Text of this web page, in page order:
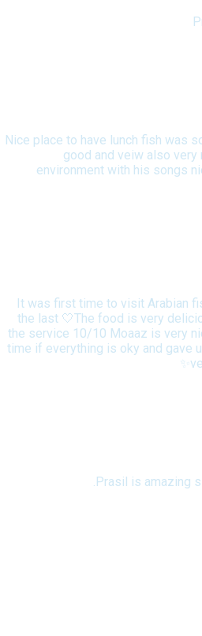
Nice place to have lunch fish was
good and veiw also
environment with his songs
It was first time to visit Arabian
the last 🤍The food is very
the service 10/10 Moaaz is very
time if everything is oky and gave
Prasil is amazing